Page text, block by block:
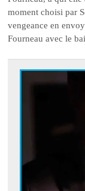
moment choisi par
vengeance en
Fourneau avec le